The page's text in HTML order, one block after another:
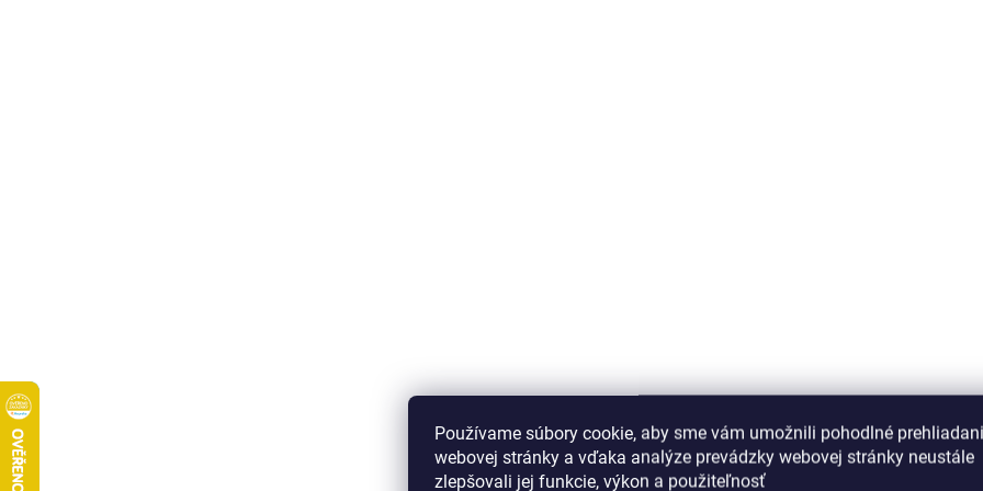
Používame súbory cookie, aby sme vám umožnili pohodlné
webovej stránky a vďaka analýze prevádzky webovej stránky neustále
zlepšovali jej funkcie, výkon a použiteľnosť